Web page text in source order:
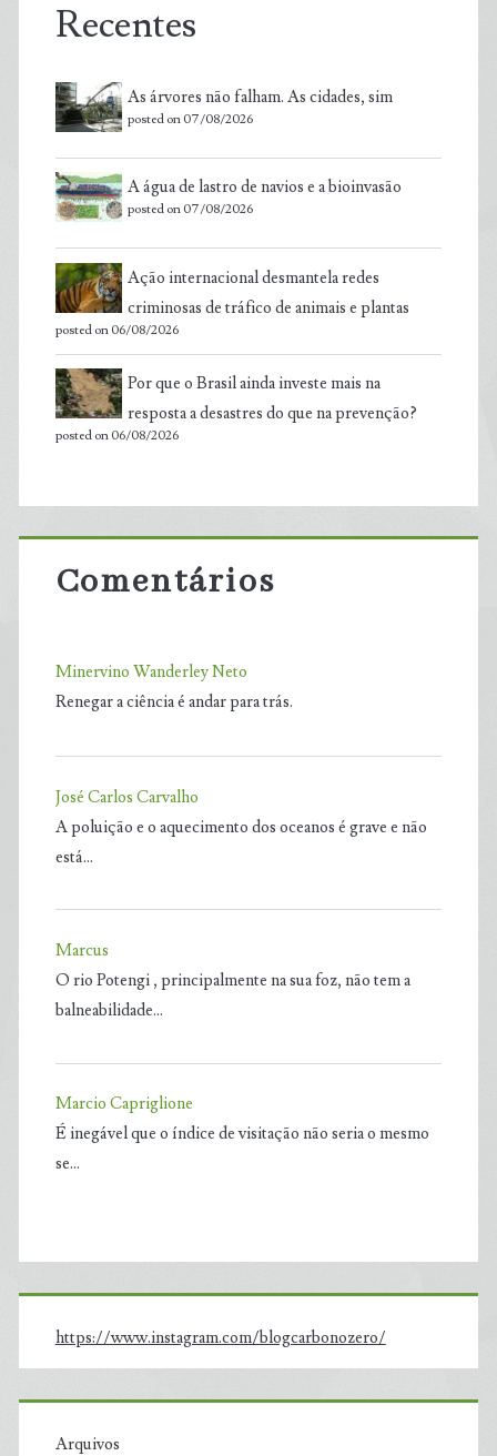
Recentes
As árvores não falham. As cidades, sim
posted on 07/08/2026
A água de lastro de navios e a bioinvasão
posted on 07/08/2026
Ação internacional desmantela redes
criminosas de tráfico de animais e plantas
posted on 06/08/2026
Por que o Brasil ainda investe mais na
resposta a desastres do que na prevenção?
posted on 06/08/2026
Comentários
Minervino Wanderley Neto
Renegar a ciência é andar para trás.
José Carlos Carvalho
A poluição e o aquecimento dos oceanos é grave e não
está…
Marcus
O rio Potengi , principalmente na sua foz, não tem a
balneabilidade…
Marcio Capriglione
É inegável que o índice de visitação não seria o mesmo
se…
https://www.instagram.com/blogcarbonozero/
Arquivos